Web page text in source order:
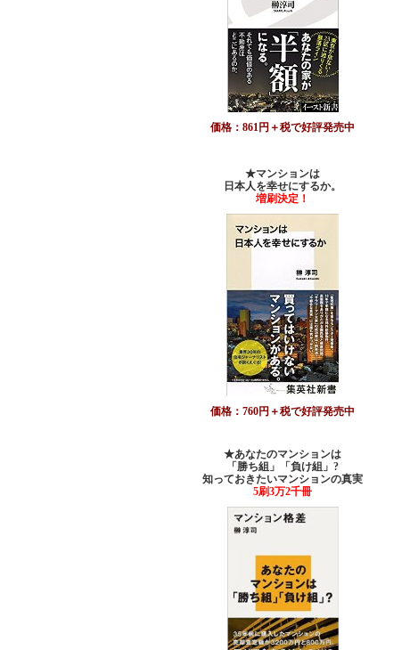
価格：861円＋税で好評発売中
★マンションは
日本人を幸せにするか。
増刷決定！
価格：760円＋税で好評発売中
★あなたのマンションは
「勝ち組」「負け組」?
知っておきたいマンションの真実
5刷3万2千冊